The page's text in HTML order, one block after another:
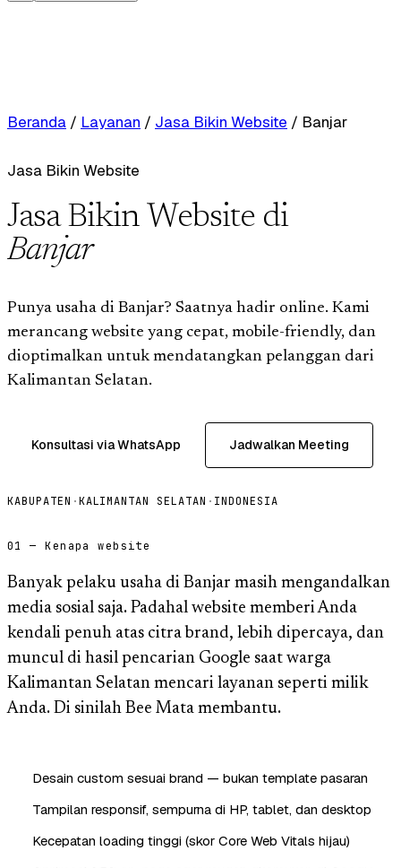
Beranda / Layanan / Jasa Bikin Website / Banjar
Jasa Bikin Website
Jasa Bikin Website di
Banjar
Punya usaha di Banjar? Saatnya hadir online. Kami
merancang website yang cepat, mobile-friendly, dan
dioptimalkan untuk mendatangkan pelanggan dari
Kalimantan Selatan.
Konsultasi via WhatsApp Jadwalkan Meeting
KABUPATEN ·KALIMANTAN SELATAN · INDONESIA
01 — Kenapa website
Banyak pelaku usaha di Banjar masih mengandalkan
media sosial saja. Padahal website memberi Anda
kendali penuh atas citra brand, lebih dipercaya, dan
muncul di hasil pencarian Google saat warga
Kalimantan Selatan mencari layanan seperti milik
Anda. Di sinilah Bee Mata membantu.
Desain custom sesuai brand — bukan template pasaran
Tampilan responsif, sempurna di HP, tablet, dan desktop
Kecepatan loading tinggi (skor Core Web Vitals hijau)